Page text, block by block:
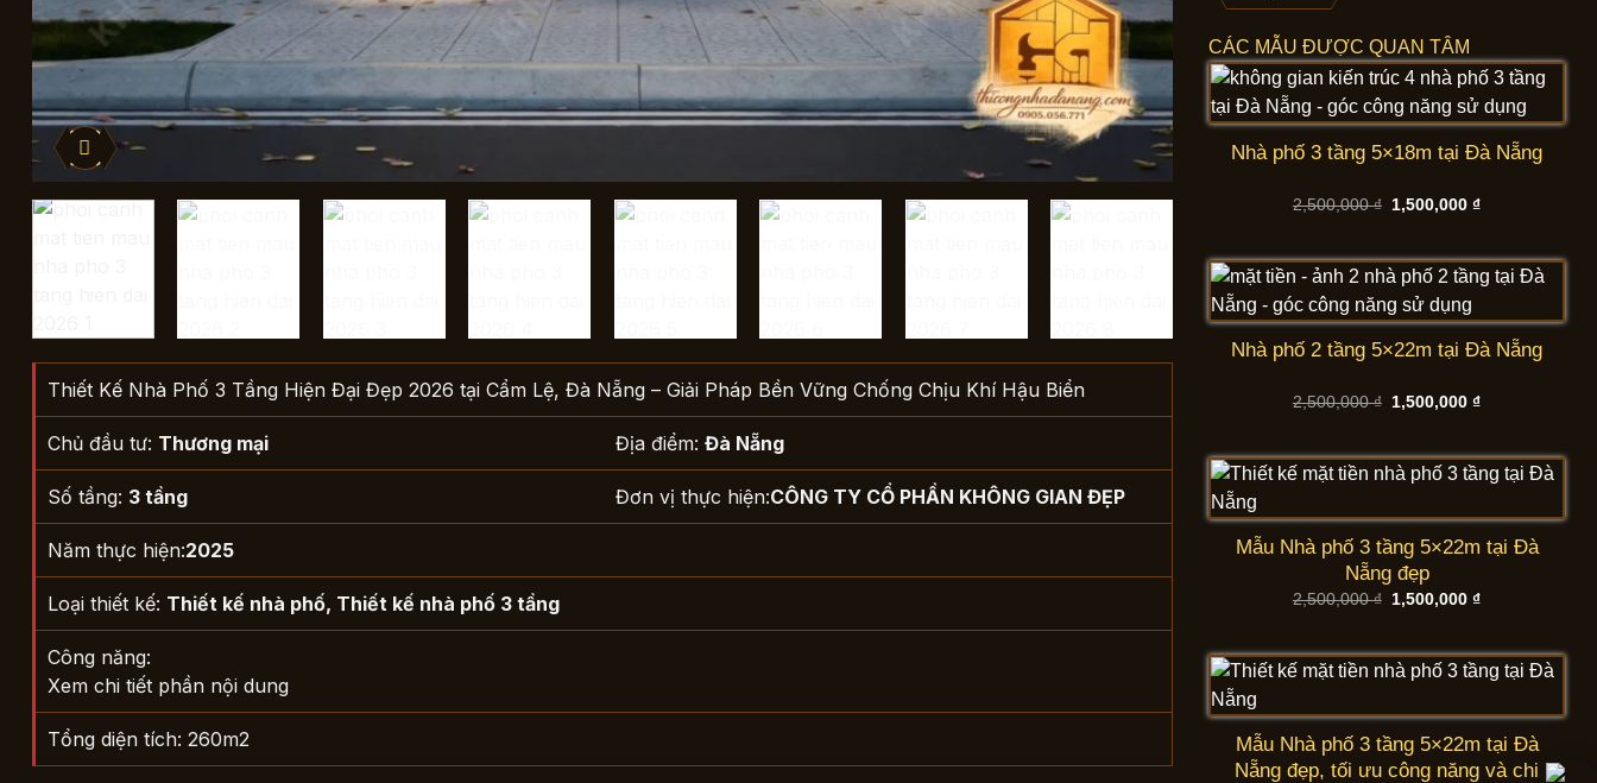
Thiết Kế Nhà Phố 3 Tầng Hiện Đại Đẹp 2026 tại Cẩm Lệ, Đà Nẵng – Giải Pháp Bền Vững Chống Chịu Khí Hậu Biển
Chủ đầu tư: Thương mại Địa điểm: Đà Nẵng
Số tầng: 3 tầng Đơn vị thực hiện:CÔNG TY CỔ PHẦN KHÔNG GIAN ĐẸP
Năm thực hiện:2025
Loại thiết kế: Thiết kế nhà phố, Thiết kế nhà phố 3 tầng
Công năng:
Xem chi tiết phần nội dung
Tổng diện tích: 260m2
CÁC MẪU ĐƯỢC QUAN TÂM
Nhà phố 3 tầng 5×18m tại Đà Nẵng
2,500,000₫ Giá
2,500,000 ₫.
1,500,000₫Giá
là:
1,500,000 ₫.
Nhà phố 2 tầng 5×22m tại Đà Nẵng
2,500,000₫ Giá
2,500,000 ₫.
1,500,000₫Giá
là:
1,500,000 ₫.
Mẫu Nhà phố 3 tầng 5×22m tại Đà
Nẵng đẹp
2,500,000₫ Giá
2,500,000 ₫.
1,500,000₫Giá
là:
1,500,000 ₫.
Mẫu Nhà phố 3 tầng 5×22m tại Đà
Nẵng đẹp, tối ưu công năng và chi